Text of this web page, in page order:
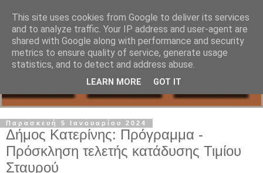
Παρασκευή 5 Ιανουαρίου 2024
Δήμος Κατερίνης: Πρόγραμμα -
Πρόσκληση τελετής κατάδυσης Τιμίου
Σταυρού
This site uses cookies from Google to deliver its services
and to analyze traffic. Your IP address and user-agent are
shared with Google along with performance and security
metrics to ensure quality of service, generate usage
statistics, and to detect and address abuse.
LEARN MORE GOT IT